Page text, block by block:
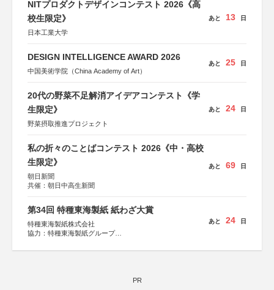
NITプロダクトデザインコンテスト 2026《高
校生限定》
日本工業大学
あと 13 日
DESIGN INTELLIGENCE AWARD 2026
中国美術学院（China Academy of Art）
あと 25 日
20代の野菜不足解消アイデアコンテスト《学
生限定》
野菜摂取推進プロジェクト
あと 24 日
私の折々のことばコンテスト 2026《中・高校
生限定》
朝日新聞
共催：朝日中高生新聞
あと 69 日
第34回 特種東海製紙 紙わざ大賞
特種東海製紙株式会社
協力：特種東海製紙グループ
あと 24 日
PR